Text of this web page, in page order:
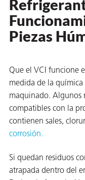
Piezas
Que el VCI funcione
medida de la
maquinado. Algunos
compatibles con la
contienen sales,
corrosión.
Si quedan residuos
atrapada dentro del